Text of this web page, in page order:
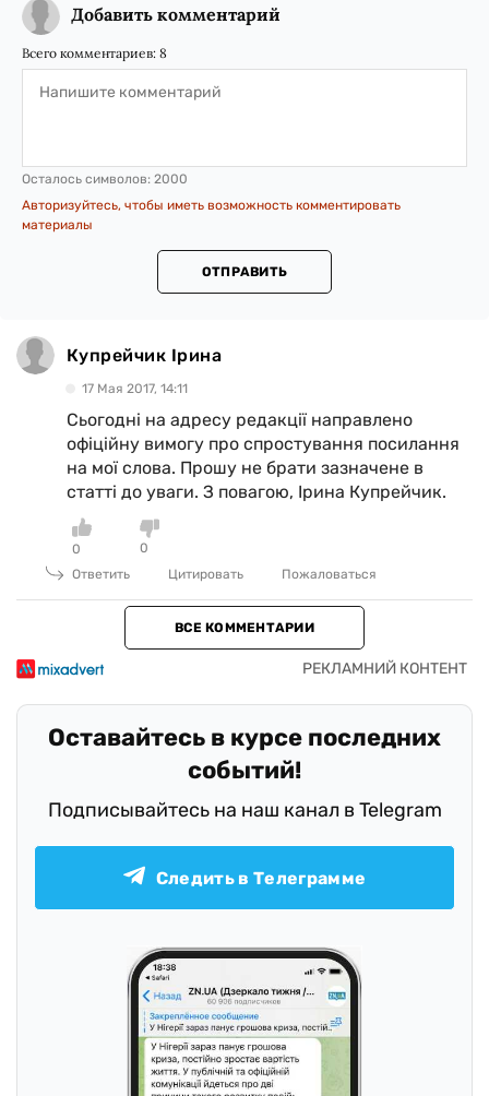
Добавить комментарий
Всего комментариев: 8
Осталось символов: 2000
Авторизуйтесь, чтобы иметь возможность комментировать
материалы
ОТПРАВИТЬ
Купрейчик Ірина
17 Мая 2017, 14:11
Сьогодні на адресу редакції направлено
офіційну вимогу про спростування посилання
на мої слова. Прошу не брати зазначене в
статті до уваги. З повагою, Ірина Купрейчик.
0
0
Ответить
Цитировать Пожаловаться
ВСЕ КОММЕНТАРИИ
Оставайтесь в курсе последних
событий!
Подписывайтесь на наш канал в Telegram
Следить в Телеграмме